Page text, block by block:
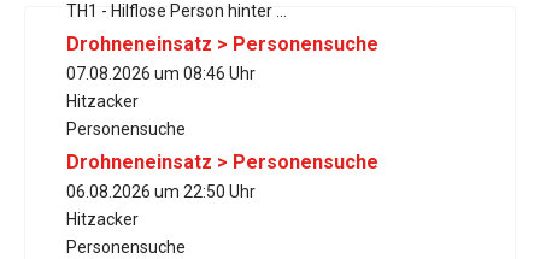
TH1 - Hilflose Person hinter ...
Drohneneinsatz > Personensuche
07.08.2026 um 08:46 Uhr
Hitzacker
Personensuche
Drohneneinsatz > Personensuche
06.08.2026 um 22:50 Uhr
Hitzacker
Personensuche